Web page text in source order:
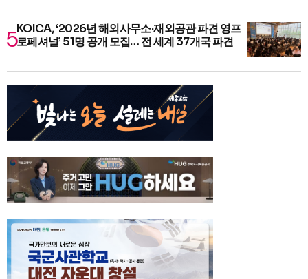
KOICA, ‘2026년 해외사무소·재외공관 파견 영프
로페셔널’ 51명 공개 모집… 전 세계 37개국 파견